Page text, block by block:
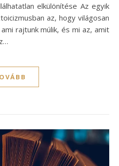
elkülönítése Az egyik
az, hogy világosan
rajtunk múlik, és mi az, amit